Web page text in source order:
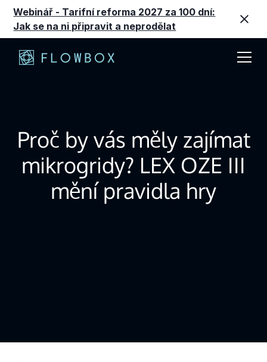
Webinář - Tarifní reforma 2027 za 100 dní:
Jak se na ni připravit a neprodělat
Proč by vás měly zajímat
mikrogridy? LEX OZE III
mění pravidla hry